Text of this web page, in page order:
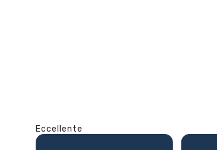
Eccellente